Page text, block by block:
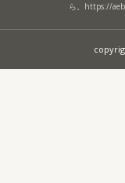
ら。 https://